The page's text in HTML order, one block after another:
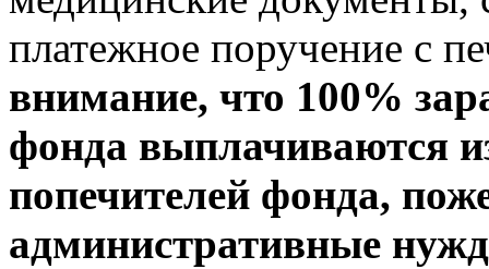
платежное поручение с
внимание, что 100%
фонда выплачиваются
попечителей фонда,
административные